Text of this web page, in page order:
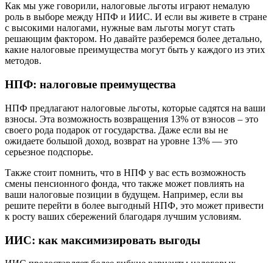
Как мы уже говорили, налоговые льготы играют немалую
роль в выборе между НПФ и ИИС. И если вы живете в стране
с высокими налогами, нужные вам льготы могут стать
решающим фактором. Но давайте разберемся более детально,
какие налоговые преимущества могут быть у каждого из этих
методов.
НПФ: налоговые преимущества
НПФ предлагают налоговые льготы, которые садятся на ваши
взносы. Эта возможность возвращения 13% от взносов – это
своего рода подарок от государства. Даже если вы не
ожидаете большой доход, возврат на уровне 13% — это
серьезное подспорье.
Также стоит помнить, что в НПФ у вас есть возможность
смены пенсионного фонда, что также может повлиять на
ваши налоговые позиции в будущем. Например, если вы
решите перейти в более выгодный НПФ, это может привести
к росту ваших сбережений благодаря лучшим условиям.
ИИС: как максимизировать выгоды